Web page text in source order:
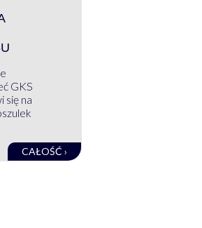
GKS
się na
CAŁOŚĆ ›